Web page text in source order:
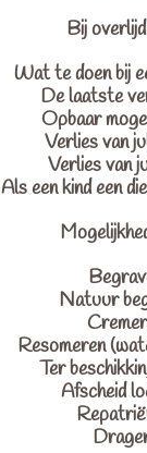
Bij
Wat te doen bij
De laatste
Opbaar
Verlies van
Verlies van
Als een kind een
Natuur
Resomeren
Ter
Afscheid